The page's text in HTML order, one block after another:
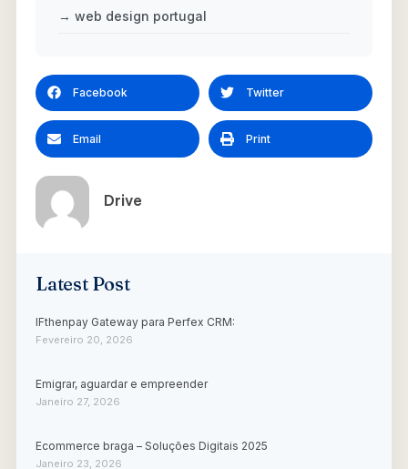
→ web design portugal
Facebook Twitter
Email Print
Drive
Latest Post
IFthenpay Gateway para Perfex CRM:
Fevereiro 20, 2026
Emigrar, aguardar e empreender
Janeiro 27, 2026
Ecommerce braga – Soluções Digitais 2025
Janeiro 23, 2026